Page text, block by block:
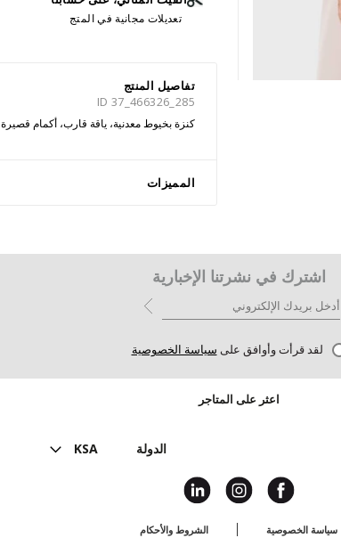
تعديلات مجانية في المتج
تفاصيل المنتج
ID 37_466326_285
كنزة بخيوط معدنية، ياقة قارب، أكمام قصيرة
المميزات
اشترك في نشرتنا الإخبارية
لقد قرأت وأوافق على سياسة الخصوصية
اعثر على المتاجر
الدولة KSA
سياسة الخصوصية الشروط والأحكام